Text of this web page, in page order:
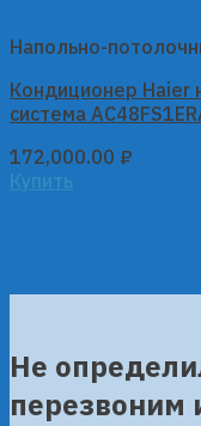
Напольно-
Кондиционер Haier
система
172,000.00 ₽
Купить
Не